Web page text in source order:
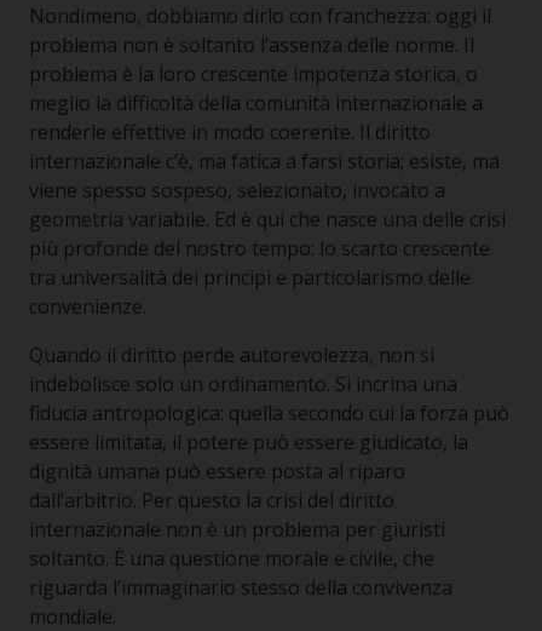
Nondimeno, dobbiamo dirlo con franchezza: oggi il
problema non è soltanto l’assenza delle norme. Il
problema è la loro crescente impotenza storica, o
meglio la difficoltà della comunità internazionale a
renderle effettive in modo coerente. Il diritto
internazionale c’è, ma fatica a farsi storia; esiste, ma
viene spesso sospeso, selezionato, invocato a
geometria variabile. Ed è qui che nasce una delle crisi
più profonde del nostro tempo: lo scarto crescente
tra universalità dei principi e particolarismo delle
convenienze.
Quando il diritto perde autorevolezza, non si
indebolisce solo un ordinamento. Si incrina una
fiducia antropologica: quella secondo cui la forza può
essere limitata, il potere può essere giudicato, la
dignità umana può essere posta al riparo
dall’arbitrio. Per questo la crisi del diritto
internazionale non è un problema per giuristi
soltanto. È una questione morale e civile, che
riguarda l’immaginario stesso della convivenza
mondiale.